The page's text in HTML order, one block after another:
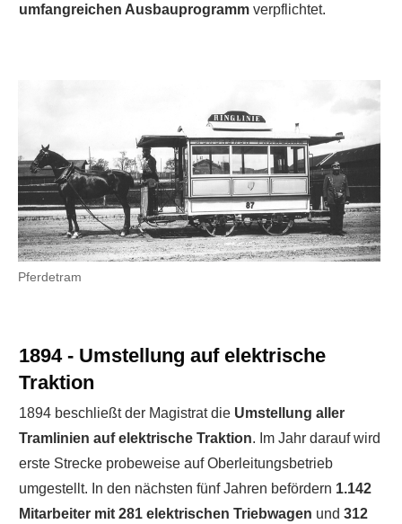
umfangreichen Ausbauprogramm verpflichtet.
Pferdetram
1894 - Umstellung auf elektrische
Traktion
1894 beschließt der Magistrat die Umstellung aller
Tramlinien auf elektrische Traktion. Im Jahr darauf wird
erste Strecke probeweise auf Oberleitungsbetrieb
umgestellt. In den nächsten fünf Jahren befördern 1.142
Mitarbeiter mit 281 elektrischen Triebwagen und 312